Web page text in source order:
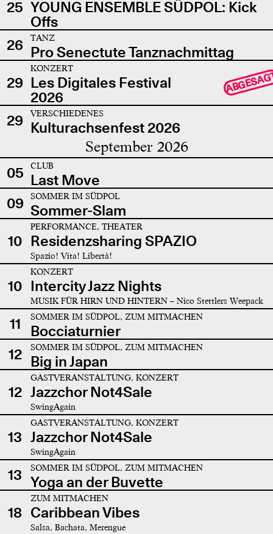
25 YOUNG ENSEMBLE SÜDPOL: Kick
Offs
26
TANZ
Pro Senectute Tanznachmittag
29
KONZERT
Les Digitales Festival
2026
29 VERSCHIEDENES
Kulturachsenfest 2026
September 2026
05 CLUB
Last Move
09
SOMMER IM SÜDPOL
Sommer-Slam
10
PERFORMANCE, THEATER
Residenzsharing SPAZIO
Spazio! Vita! Libertà!
10
KONZERT
Intercity Jazz Nights
MUSIK FÜR HIRN UND HINTERN – Nico Stettlers Weepack
11 SOMMER IM SÜDPOL, ZUM MITMACHEN
Bocciaturnier
12
SOMMER IM SÜDPOL, ZUM MITMACHEN
Big in Japan
12
GASTVERANSTALTUNG, KONZERT
Jazzchor Not4Sale
SwingAgain
13
GASTVERANSTALTUNG, KONZERT
Jazzchor Not4Sale
SwingAgain
13 SOMMER IM SÜDPOL, ZUM MITMACHEN
Yoga an der Buvette
18
ZUM MITMACHEN
Caribbean Vibes
Salsa, Bachata, Merengue